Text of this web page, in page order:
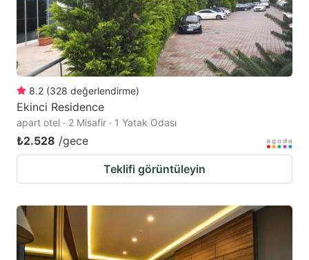
8.2 (328 değerlendirme)
Ekinci Residence
apart otel · 2 Misafir · 1 Yatak Odası
₺2.528 /gece
Teklifi görüntüleyin